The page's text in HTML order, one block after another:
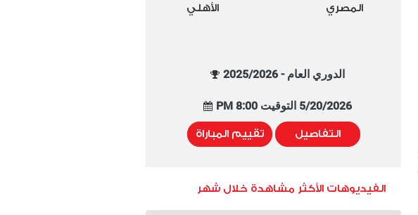
المصري الأهلي
الدوري العام - 2025/2026
5/20/2026 التوقيت 8:00 PM
التفاصيل تقييم المباراة
الفيديوهات الأكثر مشاهدة خلال شهر